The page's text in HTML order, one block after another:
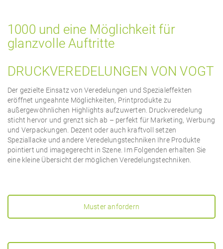
1000 und eine Möglichkeit für
glanzvolle Auftritte
DRUCKVEREDELUNGEN VON VOGT
Der gezielte Einsatz von Veredelungen und Spezialeffekten
eröffnet ungeahnte Möglichkeiten, Printprodukte zu
außergewöhnlichen Highlights aufzuwerten. Druckveredelung
sticht hervor und grenzt sich ab – perfekt für Marketing, Werbung
und Verpackungen. Dezent oder auch kraftvoll setzen
Speziallacke und andere Veredelungstechniken Ihre Produkte
pointiert und imagegerecht in Szene. Im Folgenden erhalten Sie
eine kleine Übersicht der möglichen Veredelungstechniken.
Muster anfordern